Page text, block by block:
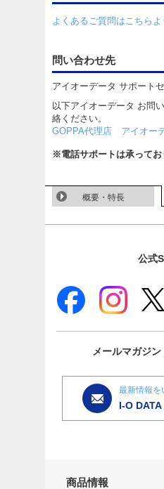
よくあるご質問はこちらよ
問い合わせ先
アイオーデータ サポート
以下アイオーデータ お問
絡ください。
GOPPA代理店 アイオー
※電話サポートは承ってお
概要・特長
公式
メールマガジン
最新情報を
I-O
商品情報